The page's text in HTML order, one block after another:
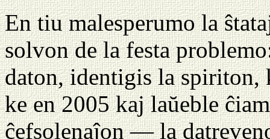
En tiu malesperumo la
solvon de la festa
daton, identigis la
ke en 2005 kaj laŭeble
ĉefsolenaĵon — la